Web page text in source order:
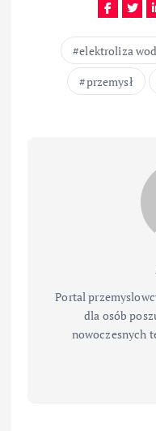
elektroliza
przemysł
Portal
dla osób
nowoczesnych